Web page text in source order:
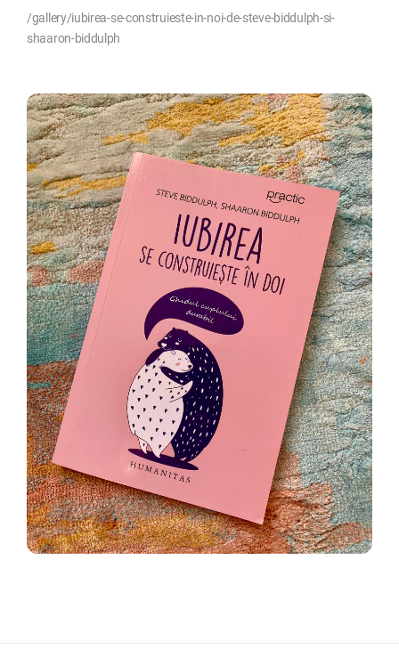
/gallery/iubirea-se-construieste-in-noi-de-steve-biddulph-si-
shaaron-biddulph